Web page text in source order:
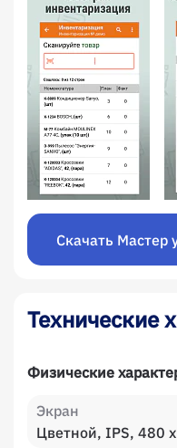
Скачать Мастер
Технические
Физические
Экран
Цветной, IPS, 480